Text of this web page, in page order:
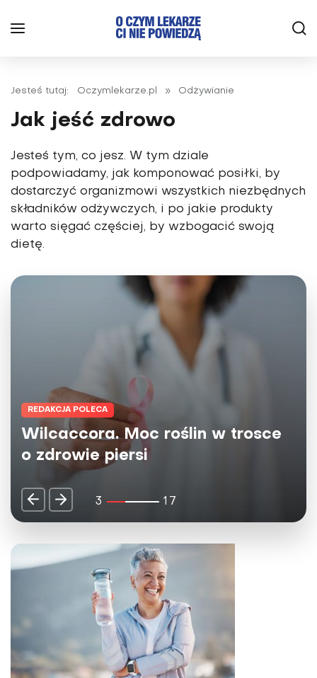
Jesteś tutaj: Oczymlekarze.pl » Odżywianie
Jak jeść zdrowo
Jesteś tym, co jesz. W tym dziale
podpowiadamy, jak komponować posiłki, by
dostarczyć organizmowi wszystkich niezbędnych
składników odżywczych, i po jakie produkty
warto sięgać częściej, by wzbogacić swoją
dietę.
Moc roślin w trosce
źródło
4 17